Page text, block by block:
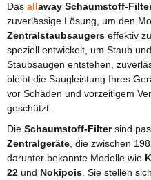
Das allaway Schaumstoff-
zuverlässige Lösung, um den
Zentralstaubsaugers effektiv
speziell entwickelt, um Staub
Staubsaugen entstehen,
bleibt die Saugleistung Ihres
vor Schäden und vorzeitigem
geschützt.
Die Schaumstoff-Filtersind
Zentralgeräte , die zwischen
darunter bekannte Modelle wie
22 und Nokipois . Sie stellen